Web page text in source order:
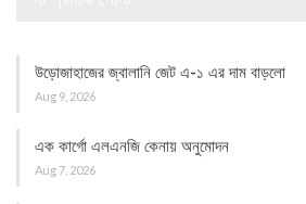
উড়োজাহাজের জ্বালানি জেট এ-১ এর দাম বাড়লো
Aug 9, 2026
এক কার্গো এলএনজি কেনায় অনুমোদন
Aug 7, 2026